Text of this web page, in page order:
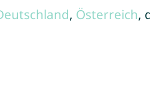
, Österreich,